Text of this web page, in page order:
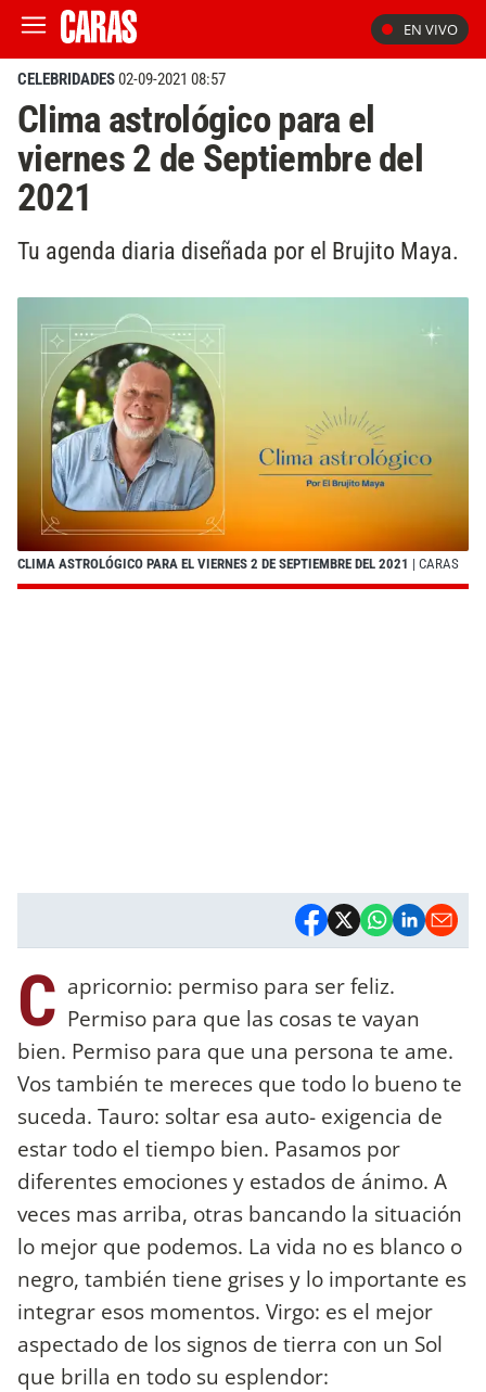
EN VIVO
CELEBRIDADES02-09-2021 08:57
Clima astrológico para el
viernes 2 de Septiembre del
2021
Tu agenda diaria diseñada por el Brujito Maya.
CLIMA ASTROLÓGICO PARA EL VIERNES 2 DE SEPTIEMBRE DEL 2021 | CARAS
C apricornio: permiso para ser feliz.
Permiso para que las cosas te vayan
bien. Permiso para que una persona te ame.
Vos también te mereces que todo lo bueno te
suceda. Tauro: soltar esa auto- exigencia de
estar todo el tiempo bien. Pasamos por
diferentes emociones y estados de ánimo. A
veces mas arriba, otras bancando la situación
lo mejor que podemos. La vida no es blanco o
negro, también tiene grises y lo importante es
integrar esos momentos. Virgo: es el mejor
aspectado de los signos de tierra con un Sol
que brilla en todo su esplendor: